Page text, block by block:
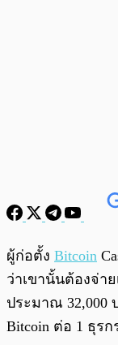
ผู้ก่อตั้ง Bitcoin
ว่าเขานั้นต้องจ่า
ประมาณ 32,000
Bitcoin ต่อ 1 ธุร